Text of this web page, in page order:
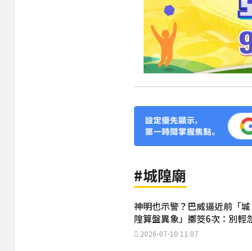
#城隍廟
神明也示警？巴威逼近前「城
隍算盤異象」擲筊6次：別輕
2026-07-10 11:07